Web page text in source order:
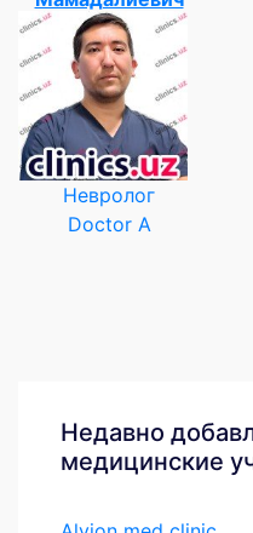
Невролог
Doctor A
Недавно
медицинские